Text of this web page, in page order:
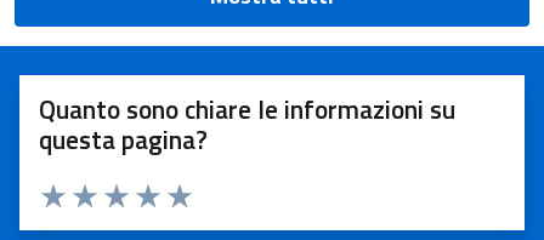
Quanto sono chiare le informazioni su
questa pagina?
Valuta 5 stelle su 5
Valuta 4 stelle su 5
Valuta 3 stelle su 5
Valuta 2 stelle su 5
Valuta 1 stelle su 5